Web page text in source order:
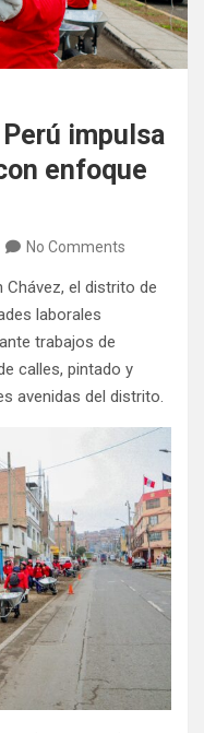
impulsa
enfoque
No Comments
Chávez, el distrito de
laborales
trabajos de
calles, pintado y
avenidas del distrito.